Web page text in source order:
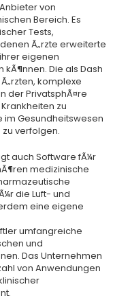
von
Bereich. Es
Tests,
Ã„rzte erweiterte
eigenen
Die als Dash
komplexe
der PrivatsphÃ¤re
zu
im Gesundheitswesen
verfolgen.
auch Software fÃ¼r
medizinische
die Luft- und
eine eigene
umfangreiche
und
Das Unternehmen
von Anwendungen